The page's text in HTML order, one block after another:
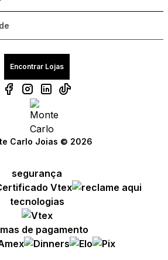
Encontrar Lojas
Carlo Joias © 2026
segurança
tecnologias
de pagamento